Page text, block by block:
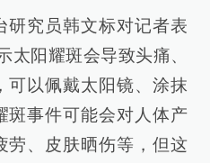
研究员韩文标对记者表
太阳耀斑会导致头痛、
可以佩戴太阳镜、涂抹
斑事件可能会对人体产
劳、皮肤晒伤等，但这